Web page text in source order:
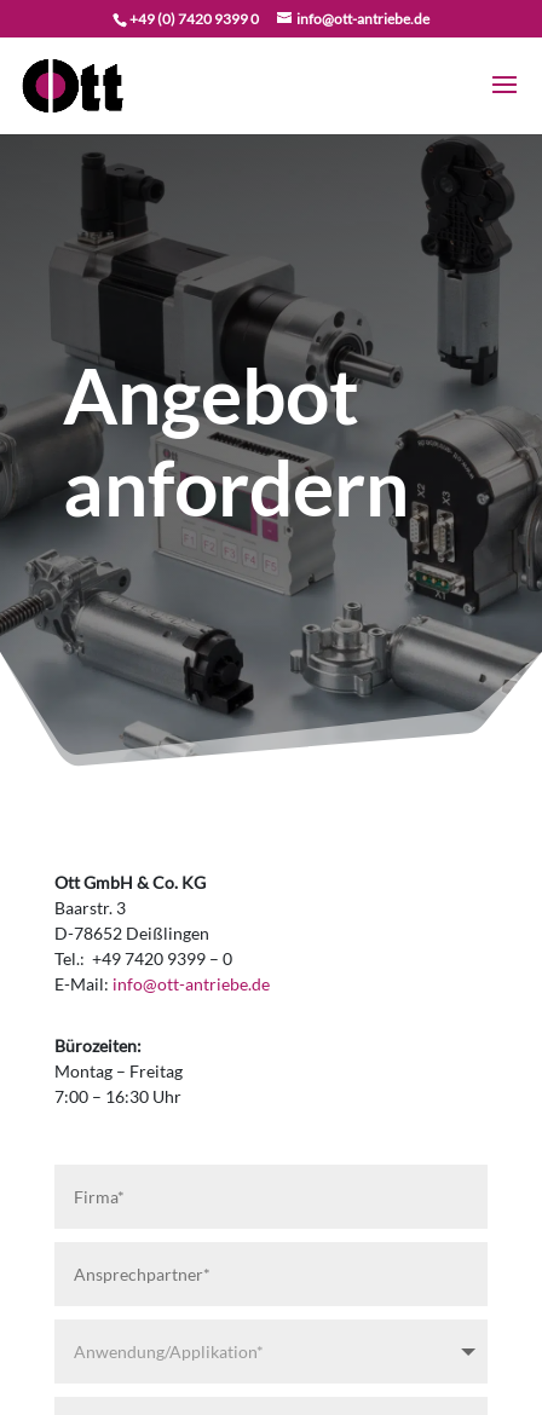
+49 (0) 7420 9399 0 info@ott-antriebe.de
Angebot
anfordern
Ott GmbH & Co. KG
Baarstr. 3
D-78652 Deißlingen
Tel.: +49 7420 9399 – 0
E-Mail: info@ott-antriebe.de
Bürozeiten:
Montag – Freitag
7:00 – 16:30 Uhr